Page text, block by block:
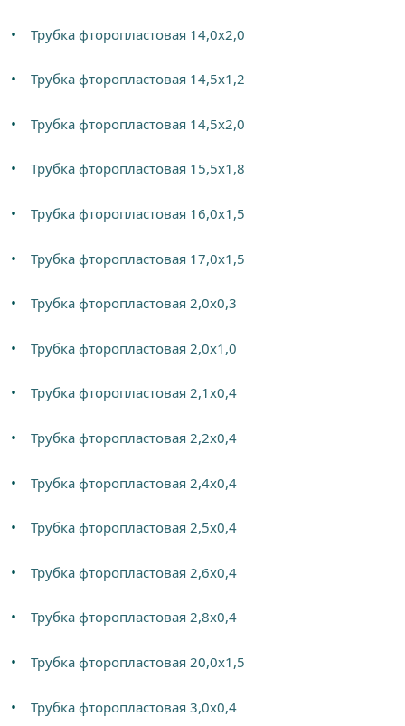
Трубка фторопластовая 14,0х2,0
Трубка фторопластовая 14,5х1,2
Трубка фторопластовая 14,5х2,0
Трубка фторопластовая 15,5х1,8
Трубка фторопластовая 16,0х1,5
Трубка фторопластовая 17,0х1,5
Трубка фторопластовая 2,0х0,3
Трубка фторопластовая 2,0х1,0
Трубка фторопластовая 2,1х0,4
Трубка фторопластовая 2,2х0,4
Трубка фторопластовая 2,4х0,4
Трубка фторопластовая 2,5х0,4
Трубка фторопластовая 2,6х0,4
Трубка фторопластовая 2,8х0,4
Трубка фторопластовая 20,0х1,5
Трубка фторопластовая 3,0х0,4